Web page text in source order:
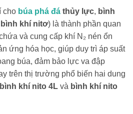
cho búa phá đá thủy lực, bình
bình khí nitơ) là thành phần quan
và cung cấp khí N₂ nén ổn
ứng hóa học, giúp duy trì áp suất
búa, đảm bảo lực va đập
trên thị trường phổ biến hai dung
bình khí nito 4L và bình khí nito